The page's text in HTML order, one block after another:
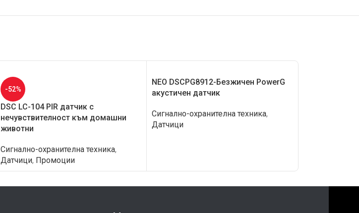
-52%
DSC LC-104 PIR датчик с
нечувствителност към домашни
животни
Сигнално-охранителна техника,
Датчици, Промоции
NEO DSCPG8912-Безжичен PowerG
акустичен датчик
Сигнално-охранителна техника,
Датчици